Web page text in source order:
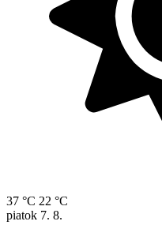
37 °C 22 °C
piatok 7. 8.